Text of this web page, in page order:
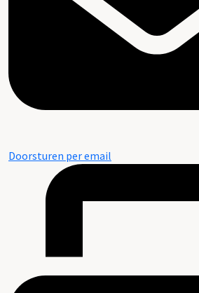
Doorsturen per email